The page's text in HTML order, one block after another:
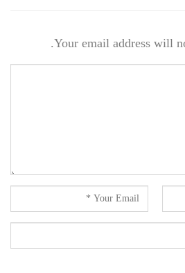
Your email address will